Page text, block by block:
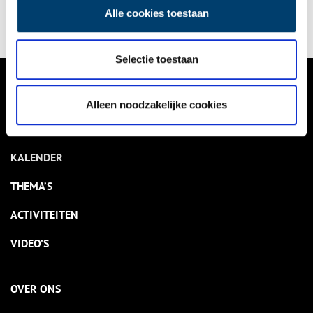
Alle cookies toestaan
Selectie toestaan
Alleen noodzakelijke cookies
namen als Zondergeld of Seldenthuis.
NIEUWS
KALENDER
THEMA’S
ACTIVITEITEN
VIDEO’S
OVER ONS